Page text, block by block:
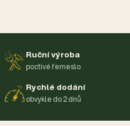
Ruční výroba
poctivé řemeslo
Rychlé dodání
obvykle do 2 dnů